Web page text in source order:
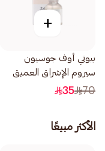
+
بيوتي أوف جوسيون
سيروم الإشراق العميق
بالأرز والأربوتين 30مل
70
35
الأكثر مبيعًا